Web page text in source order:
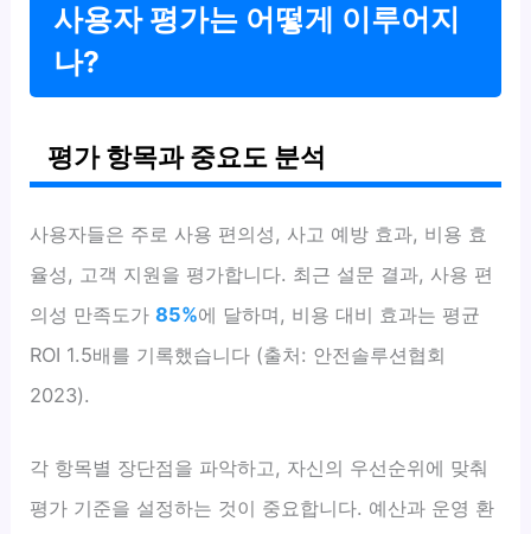
사용자 평가는 어떻게 이루어지
나?
평가 항목과 중요도 분석
사용자들은 주로 사용 편의성, 사고 예방 효과, 비용 효
율성, 고객 지원을 평가합니다. 최근 설문 결과, 사용 편
의성 만족도가85%에 달하며, 비용 대비 효과는 평균
ROI 1.5배를 기록했습니다 (출처: 안전솔루션협회
2023).
각 항목별 장단점을 파악하고, 자신의 우선순위에 맞춰
평가 기준을 설정하는 것이 중요합니다. 예산과 운영 환